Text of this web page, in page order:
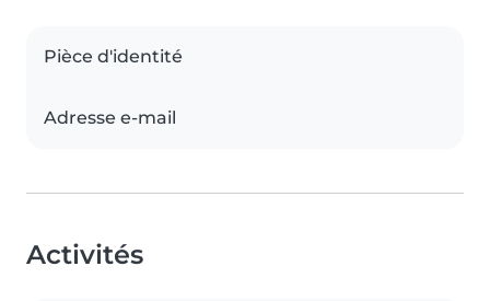
Pièce d'identité
Adresse e-mail
Activités